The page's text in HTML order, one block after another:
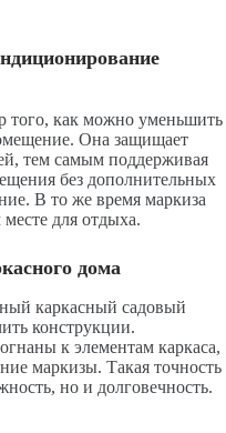
того, как можно уменьшить
Она защищает
тем самым поддерживая
без дополнительных
В то же время маркиза
месте для отдыха.
дома
каркасный садовый
конструкции.
к элементам каркаса,
маркизы. Такая точность
но и долговечность.